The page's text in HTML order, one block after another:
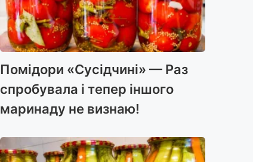
Помідори «Сусідчині» — Раз
спробувала і тепер іншого
маринаду не визнаю!